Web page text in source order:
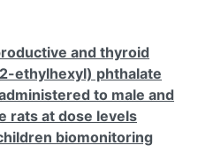
and thyroid
ethylhexyl) phthalate
to male and
rats at dose levels
biomonitoring